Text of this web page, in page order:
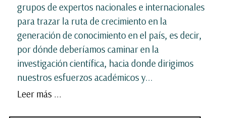
grupos de expertos nacionales e internacionales
para trazar la ruta de crecimiento en la
generación de conocimiento en el país, es decir,
por dónde deberíamos caminar en la
investigación científica, hacia donde dirigimos
nuestros esfuerzos académicos y...
Leer más ...